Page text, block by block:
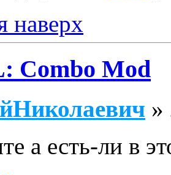
наверх
Combo Mod
»
а есть-ли в